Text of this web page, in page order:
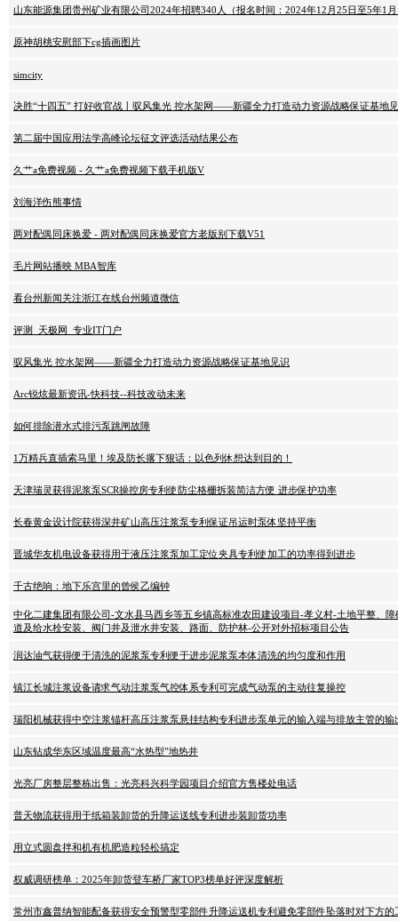
山东能源集团贵州矿业有限公司2024年招聘340人（报名时间：2024年12月25日至5年1
原神胡桃安慰部下cg插画图片
simcity
决胜“十四五” 打好收官战丨驭风集光 控水架网——新疆全力打造动力资源战略保证基地
第二届中国应用法学高峰论坛征文评选活动结果公布
久艹a免费视频 - 久艹a免费视频下载手机版V
刘海洋伤熊事情
两对配偶同床换爱 - 两对配偶同床换爱官方老版别下载V51
毛片网站播映 MBA智库
看台州新闻关注浙江在线台州频道微信
评测_天极网_专业IT门户
驭风集光 控水架网——新疆全力打造动力资源战略保证基地见识
Arc锐炫最新资讯-快科技--科技改动未来
如何排除潜水式排污泵跳闸故障
1万精兵直插索马里！埃及防长撂下狠话：以色列休想达到目的！
天津瑞灵获得泥浆泵SCR操控房专利使防尘格栅拆装简洁方便 进步保护功率
长春黄金设计院获得深井矿山高压注浆泵专利保证吊运时泵体坚持平衡
晋城华友机电设备获得用于液压注浆泵加工定位夹具专利使加工的功率得到进步
千古绝响：地下乐宫里的曾侯乙编钟
中化二建集团有限公司-文水县马西乡等五乡镇高标准农田建设项目-孝义村-土地平整、
道及给水栓安装、阀门井及泄水井安装、路面、防护林-公开对外招标项目公告
润达油气获得便于清洗的泥浆泵专利便于进步泥浆泵本体清洗的均匀度和作用
镇江长城注浆设备请求气动注浆泵气控体系专利可完成气动泵的主动往复操控
瑞阳机械获得中空注浆锚杆高压注浆泵悬挂结构专利进步泵单元的输入端与排放主管的输
山东钻成华东区域温度最高“水热型”地热井
光亮厂房整层整栋出售：光亮科兴科学园项目介绍官方售楼处电话
普天物流获得用于纸箱装卸货的升降运送线专利进步装卸货功率
用立式圆盘拌和机有机肥造粒轻松搞定
权威调研榜单：2025年卸货登车桥厂家TOP3榜单好评深度解析
常州市鑫普纳智能配备获得安全预警型零部件升降运送机专利避免零部件坠落时对下方的